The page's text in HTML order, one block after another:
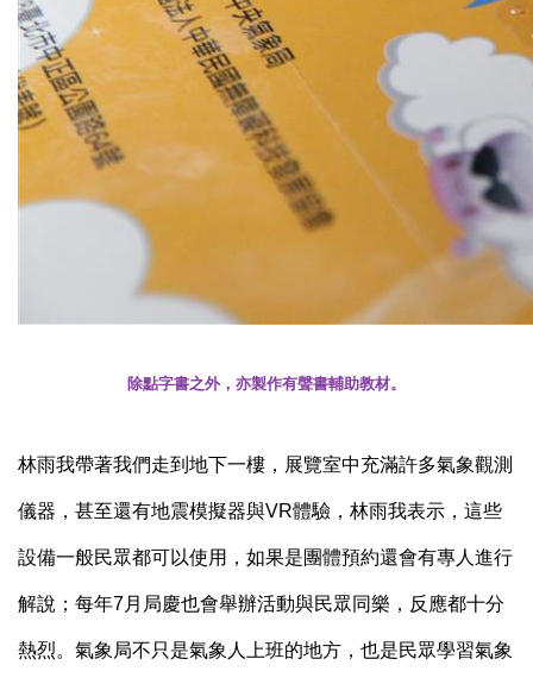
除點字書之外，亦製作有聲書輔助教材。
林雨我帶著我們走到地下一樓，展覽室中充滿許多氣象觀測
儀器，甚至還有地震模擬器與VR體驗，林雨我表示，這些
設備一般民眾都可以使用，如果是團體預約還會有專人進行
解說；每年7月局慶也會舉辦活動與民眾同樂，反應都十分
熱烈。氣象局不只是氣象人上班的地方，也是民眾學習氣象